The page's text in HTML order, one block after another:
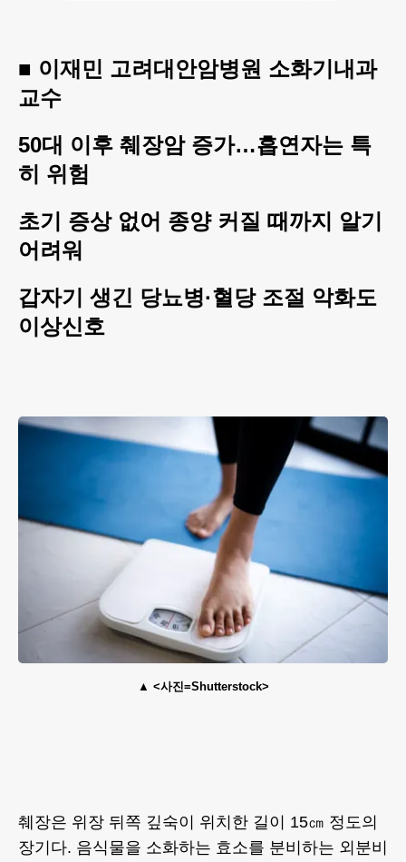
■ 이재민 고려대안암병원 소화기내과
교수
50대 이후 췌장암 증가…흡연자는 특
히 위험
초기 증상 없어 종양 커질 때까지 알기
어려워
갑자기 생긴 당뇨병·혈당 조절 악화도
이상신호
<사진=Shutterstock>
췌장은 위장 뒤쪽 깊숙이 위치한 길이 15㎝ 정도의
장기다. 음식물을 소화하는 효소를 분비하는 외분비